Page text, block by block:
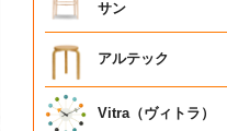
サン
アルテック
Vitra（ヴィトラ）